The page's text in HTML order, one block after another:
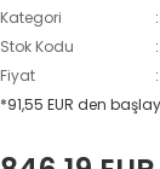
Kategori
Stok Kodu
Fiyat
*91,55 EUR den